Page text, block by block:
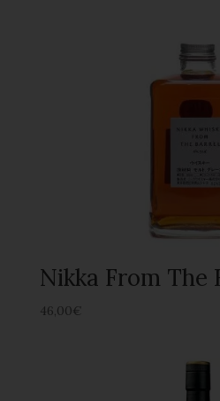
Nikka From The
46,00€